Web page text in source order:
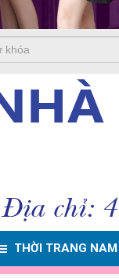
THỜI TRANG NAM